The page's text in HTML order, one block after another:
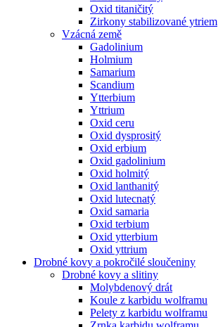
Oxid titaničitý
Zirkony stabilizované ytriem
Vzácná země
Gadolinium
Holmium
Samarium
Scandium
Ytterbium
Yttrium
Oxid ceru
Oxid dysprositý
Oxid erbium
Oxid gadolinium
Oxid holmitý
Oxid lanthanitý
Oxid lutecnatý
Oxid samaria
Oxid terbium
Oxid ytterbium
Oxid yttrium
Drobné kovy a pokročilé sloučeniny
Drobné kovy a slitiny
Molybdenový drát
Koule z karbidu wolframu
Pelety z karbidu wolframu